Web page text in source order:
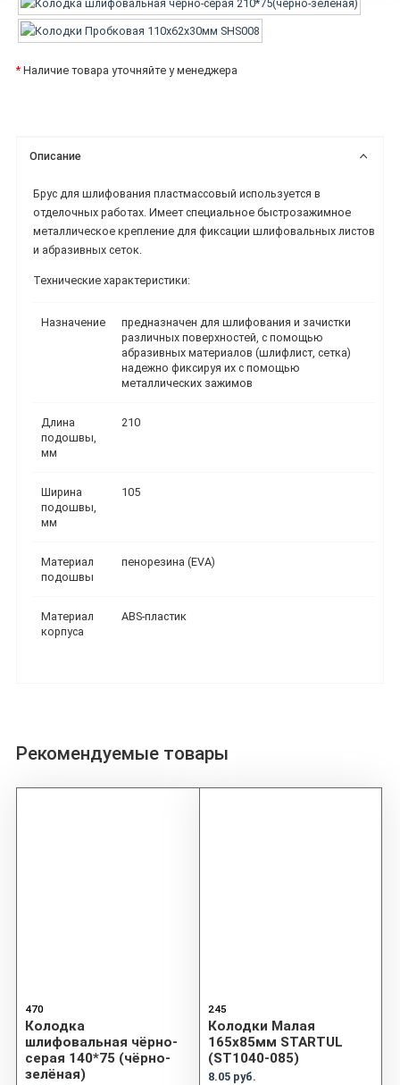
* Наличие товара уточняйте у менеджера
Описание
Брус для шлифования пластмассовый используется в
отделочных работах. Имеет специальное быстрозажимное
металлическое крепление для фиксации шлифовальных листов
и абразивных сеток.
Технические характеристики:
Назначение
предназначен для шлифования и зачистки
различных поверхностей, с помощью
абразивных материалов (шлифлист, сетка)
надежно фиксируя их с помощью
металлических зажимов
Длина
подошвы,
мм
210
Ширина
подошвы,
мм
105
Материал
подошвы
пенорезина (EVA)
Материал
корпуса
ABS-пластик
Рекомендуемые товары
470
Колодка
шлифовальная чёрно-
серая 140*75 (чёрно-
зелёная)
245
Колодки Малая
165х85мм STARTUL
(ST1040-085)
8.05 руб.